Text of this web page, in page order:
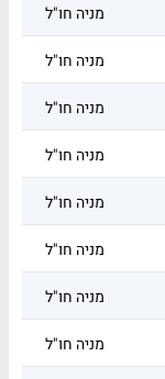
מניה חו"ל
מניה חו"ל
מניה חו"ל
מניה חו"ל
מניה חו"ל
מניה חו"ל
מניה חו"ל
מניה חו"ל